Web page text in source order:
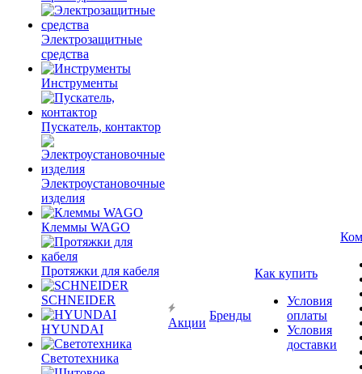
Электрозащитные
средства
Инструменты
Пускатель, контактор
Электроустановочные
изделия
Клеммы WAGO
Протяжки для кабеля
SCHNEIDER
HYUNDAI
Светотехника
Акции
Бренды
Как купить
Условия
оплаты
Условия
доставки